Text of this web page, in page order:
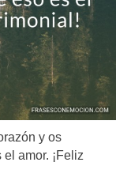
y os
amor. ¡Feliz